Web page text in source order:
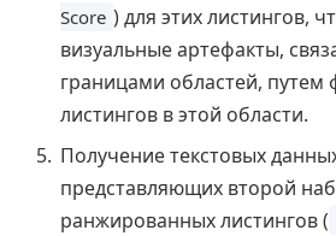
Score ) для этих листингов,
визуальные артефакты,
границами областей, путем
листингов в этой области.
Получение текстовых
представляющих второй
ранжированных листингов (